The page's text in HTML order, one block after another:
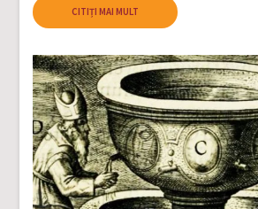
CITIȚI MAI MULT